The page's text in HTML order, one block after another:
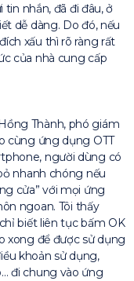
nhắn, đã đi đâu, ở
dễ dàng. Do đó, nếu
xấu thì rõ ràng rất
của nhà cung cấp
Thành, phó giám
cùng ứng dụng OTT
người dùng có
nhanh chóng nếu
cửa” với mọi ứng
ngoan. Tôi thấy
biết liên tục bấm OK
xong để được sử dụng
khoản sử dụng,
đi chung vào ứng